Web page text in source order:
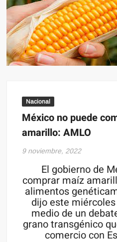
Nacional
México no puede
amarillo: AMLO
9 noviembre, 2022
El gobierno de
comprar maíz
alimentos
dijo este
medio de un
grano transgénico
comercio con